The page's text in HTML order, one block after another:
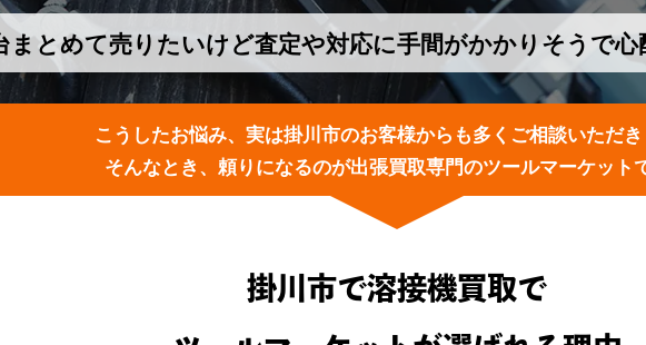
まとめて売りたいけど査定や対応に手間がかかりそうで心
こうしたお悩み、実は掛川市のお客様からも多くご相談いただ
そんなとき、頼りになるのが出張買取専門のツールマーケット
掛川市で溶接機買取で